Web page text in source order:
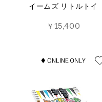
イームズ リトルトイ
￥15,400